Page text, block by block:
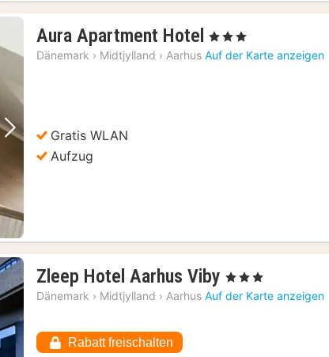
Nächstes Bild
Aura Apartment Hotel 1
Nacht
, 3 Sterne
Dänemark › Midtjylland › Aarhus Auf der Karte anzeigen
Gratis WLAN
Aufzug
Zleep Hotel Aarhus Viby 1
Nacht
, 3 Sterne
Dänemark › Midtjylland › Aarhus Auf der Karte anzeigen
Rabatt freischalten